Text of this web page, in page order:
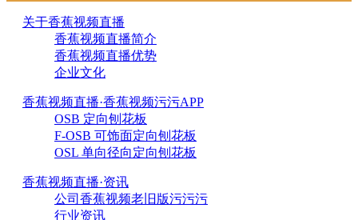
关于香蕉视频直播
香蕉视频直播简介
香蕉视频直播优势
企业文化
香蕉视频直播·香蕉视频污污APP
OSB 定向刨花板
F-OSB 可饰面定向刨花板
OSL 单向径向定向刨花板
香蕉视频直播·资讯
公司香蕉视频老旧版污污污
行业资讯